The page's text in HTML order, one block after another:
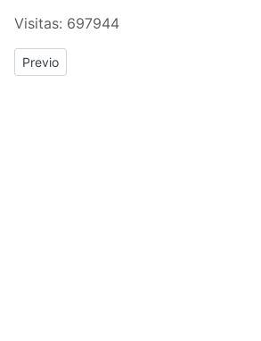
Visitas: 697944
Previous article: ERASMUS+: Crónica
Previo